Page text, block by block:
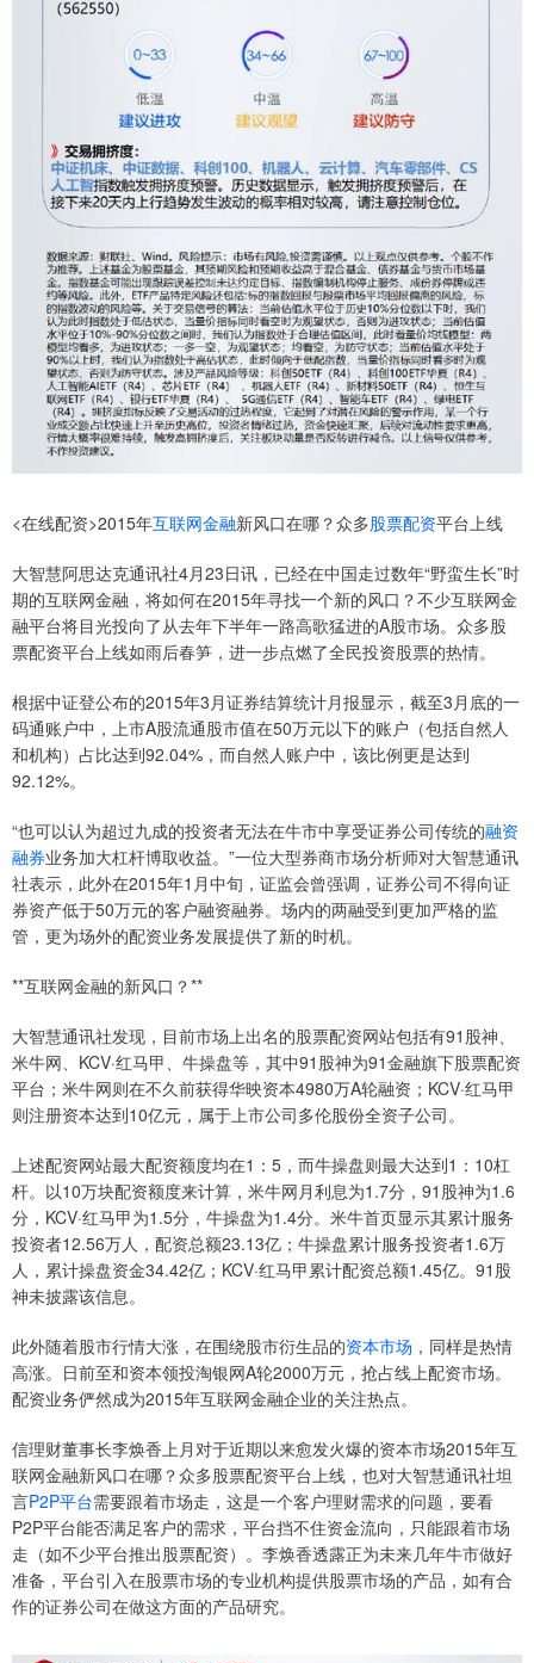
<在线配资>2015年互联网金融新风口在哪？众多股票配资平台上线
大智慧阿思达克通讯社4月23日讯，已经在中国走过数年“野蛮生长”时
期的互联网金融，将如何在2015年寻找一个新的风口？不少互联网金
融平台将目光投向了从去年下半年一路高歌猛进的A股市场。众多股
票配资平台上线如雨后春笋，进一步点燃了全民投资股票的热情。
根据中证登公布的2015年3月证券结算统计月报显示，截至3月底的一
码通账户中，上市A股流通股市值在50万元以下的账户（包括自然人
和机构）占比达到92.04%，而自然人账户中，该比例更是达到
92.12%。
“也可以认为超过九成的投资者无法在牛市中享受证券公司传统的融资
融券业务加大杠杆博取收益。”一位大型券商市场分析师对大智慧通讯
社表示，此外在2015年1月中旬，证监会曾强调，证券公司不得向证
券资产低于50万元的客户融资融券。场内的两融受到更加严格的监
管，更为场外的配资业务发展提供了新的时机。
**互联网金融的新风口？**
大智慧通讯社发现，目前市场上出名的股票配资网站包括有91股神、
米牛网、KCV·红马甲、牛操盘等，其中91股神为91金融旗下股票配资
平台；米牛网则在不久前获得华映资本4980万A轮融资；KCV·红马甲
则注册资本达到10亿元，属于上市公司多伦股份全资子公司。
上述配资网站最大配资额度均在1：5，而牛操盘则最大达到1：10杠
杆。以10万块配资额度来计算，米牛网月利息为1.7分，91股神为1.6
分，KCV·红马甲为1.5分，牛操盘为1.4分。米牛首页显示其累计服务
投资者12.56万人，配资总额23.13亿；牛操盘累计服务投资者1.6万
人，累计操盘资金34.42亿；KCV·红马甲累计配资总额1.45亿。91股
神未披露该信息。
此外随着股市行情大涨，在围绕股市衍生品的资本市场 ，同样是热情
高涨。日前至和资本领投淘银网A轮2000万元，抢占线上配资市场。
配资业务俨然成为2015年互联网金融企业的关注热点。
信理财董事长李焕香上月对于近期以来愈发火爆的资本市场2015年互
联网金融新风口在哪？众多股票配资平台上线，也对大智慧通讯社坦
言P2P平台需要跟着市场走，这是一个客户理财需求的问题，要看
P2P平台能否满足客户的需求，平台挡不住资金流向，只能跟着市场
走（如不少平台推出股票配资）。李焕香透露正为未来几年牛市做好
准备，平台引入在股票市场的专业机构提供股票市场的产品，如有合
作的证券公司在做这方面的产品研究。